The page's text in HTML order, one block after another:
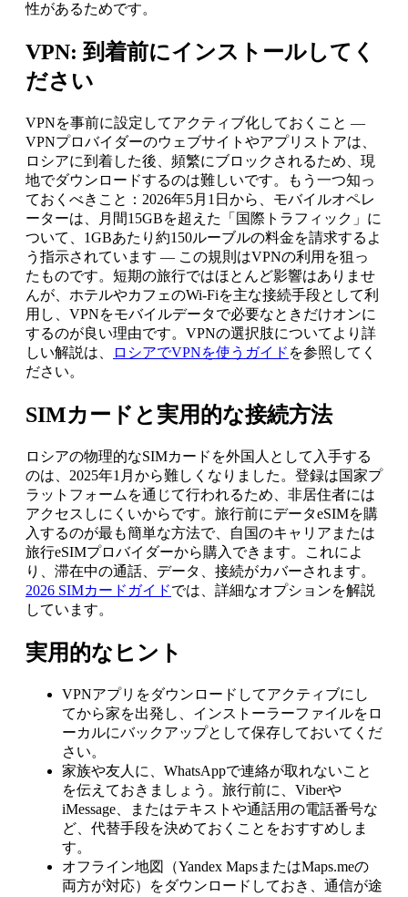
性があるためです。
VPN: 到着前にインストールしてく
ださい
VPNを事前に設定してアクティブ化しておくこと —
VPNプロバイダーのウェブサイトやアプリストアは、
ロシアに到着した後、頻繁にブロックされるため、現
地でダウンロードするのは難しいです。もう一つ知っ
ておくべきこと：2026年5月1日から、モバイルオペレ
ーターは、月間15GBを超えた「国際トラフィック」に
ついて、1GBあたり約150ルーブルの料金を請求するよ
う指示されています — この規則はVPNの利用を狙っ
たものです。短期の旅行ではほとんど影響はありませ
んが、ホテルやカフェのWi-Fiを主な接続手段として利
用し、VPNをモバイルデータで必要なときだけオンに
するのが良い理由です。VPNの選択肢についてより詳
しい解説は、
ロシアでVPNを使うガイド を参照してく
ださい。
SIMカードと実用的な接続方法
ロシアの物理的なSIMカードを外国人として入手する
のは、2025年1月から難しくなりました。登録は国家プ
ラットフォームを通じて行われるため、非居住者には
アクセスしにくいからです。旅行前にデータeSIMを購
入するのが最も簡単な方法で、自国のキャリアまたは
旅行eSIMプロバイダーから購入できます。これによ
り、滞在中の通話、データ、接続がカバーされます。
2026 SIMカードガイドでは、詳細なオプションを解説
しています。
実用的なヒント
VPNアプリをダウンロードしてアクティブにし
てから家を出発し、インストーラーファイルをロ
ーカルにバックアップとして保存しておいてくだ
さい。
家族や友人に、WhatsAppで連絡が取れないこと
を伝えておきましょう。旅行前に、Viberや
iMessage、またはテキストや通話用の電話番号な
ど、代替手段を決めておくことをおすすめしま
す。
オフライン地図（Yandex MapsまたはMaps.meの
両方が対応）をダウンロードしておき、通信が途